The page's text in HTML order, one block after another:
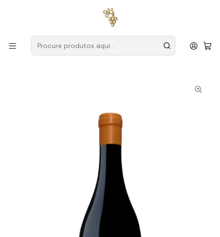
para encomendas a partir de
Produtores Alentejo
Monte da Raposinha
Monte da Raposinha Ensaio # I Trincadeira Biológico 2023
Alentejo Tinto 75cl